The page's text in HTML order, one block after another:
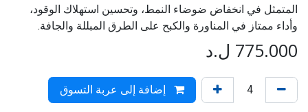
المتمثل في انخفاض ضوضاء النمط، وتحسين استهلاك الوقود،
وأداء ممتاز في المناورة والكبح على الطرق المبللة والجافة.
775.000 ل.د
إضافة إلى عربة التسوق